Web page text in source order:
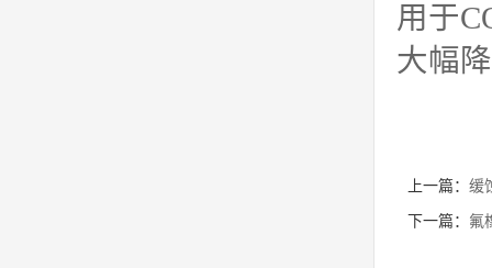
用于
大幅
上一篇： 缓
下一篇： 氟